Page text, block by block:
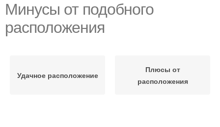
Минусы от подобного
расположения
Удачное расположение
Плюсы от
расположения